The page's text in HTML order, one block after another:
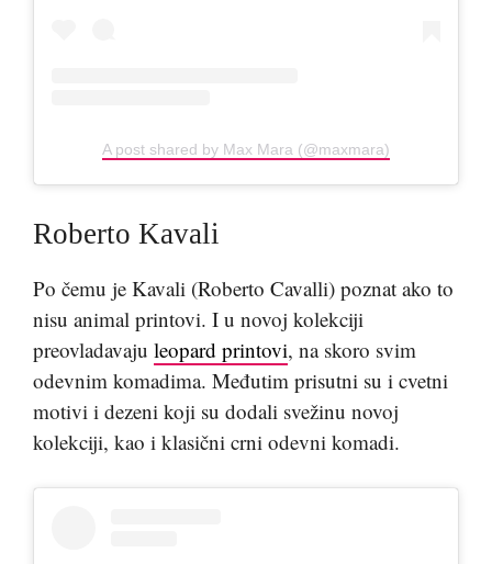
A post shared by Max Mara (@maxmara)
Roberto Kavali
Po čemu je Kavali (Roberto Cavalli) poznat ako to
nisu animal printovi. I u novoj kolekciji
preovladavaju leopard printovi, na skoro svim
odevnim komadima. Međutim prisutni su i cvetni
motivi i dezeni koji su dodali svežinu novoj
kolekciji, kao i klasični crni odevni komadi.